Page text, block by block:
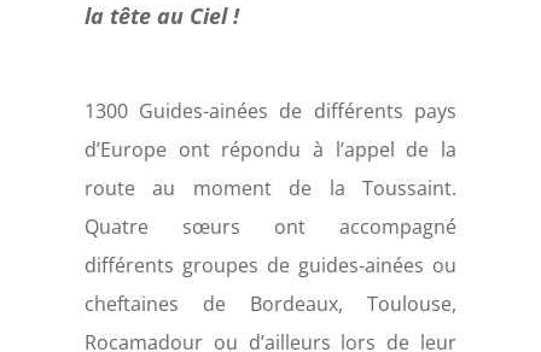
la tête au Ciel !
1300 Guides-ainées de différents pays
d’Europe ont répondu à l’appel de la
route au moment de la Toussaint.
Quatre sœurs ont accompagné
différents groupes de guides-ainées ou
cheftaines de Bordeaux, Toulouse,
Rocamadour ou d’ailleurs lors de leur